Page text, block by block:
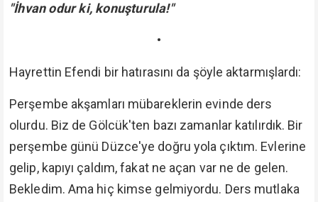
"İhvan odur ki, konuşturula!"
•
Hayrettin Efendi bir hatırasını da şöyle aktarmışlardı:
Perşembe akşamları mübareklerin evinde ders
olurdu. Biz de Gölcük'ten bazı zamanlar katılırdık. Bir
perşembe günü Düzce'ye doğru yola çıktım. Evlerine
gelip, kapıyı çaldım, fakat ne açan var ne de gelen.
Bekledim. Ama hiç kimse gelmiyordu. Ders mutlaka